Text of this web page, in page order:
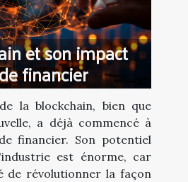
et son impact
financier
la blockchain, bien que
a déjà commencé à
financier. Son potentiel
est énorme, car
de révolutionner la façon